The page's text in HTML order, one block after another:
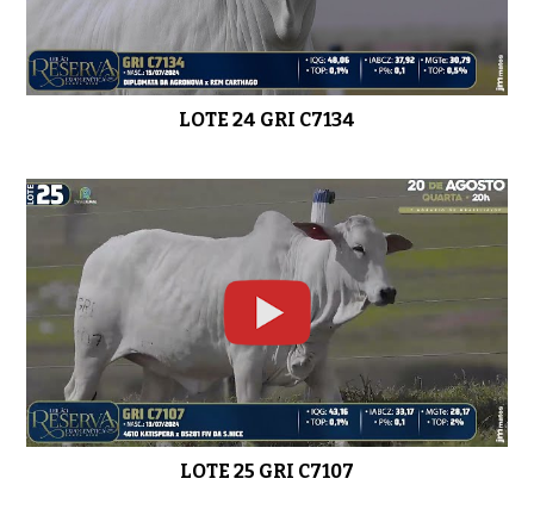
LOTE 24 GRI C7134
LOTE 25 GRI C7107